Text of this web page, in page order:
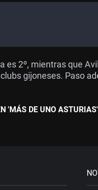
es 2º, mientras que
gijoneses. Paso
'MÁS DE UNO